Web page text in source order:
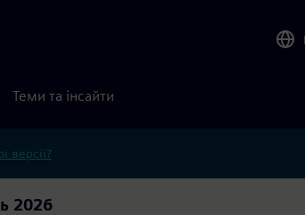
Теми та інсайти
версії?
2026